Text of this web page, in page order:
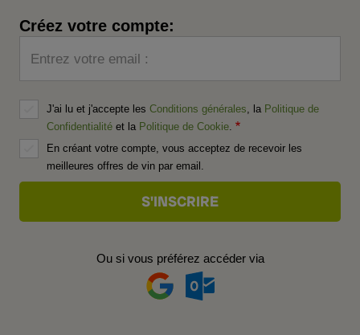
Créez votre compte:
Entrez votre email :
J'ai lu et j'accepte les Conditions générales , la Politique de
Confidentialité et la Politique de Cookie
En créant votre compte, vous acceptez de recevoir les
meilleures offres de vin par email.
Ou si vous préférez accéder via